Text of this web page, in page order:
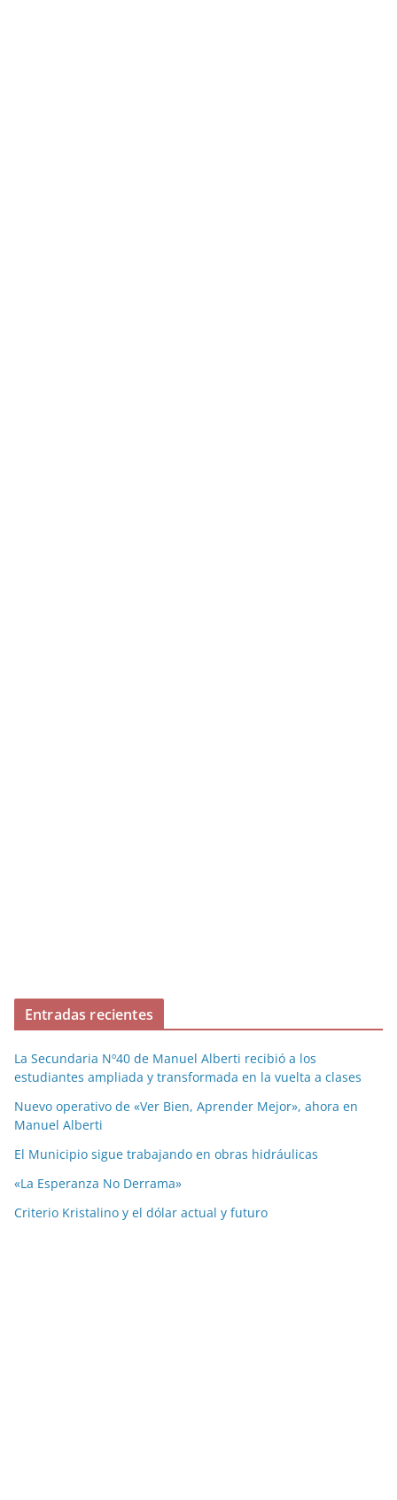
Entradas recientes
La Secundaria Nº40 de Manuel Alberti recibió a los
estudiantes ampliada y transformada en la vuelta a clases
Nuevo operativo de «Ver Bien, Aprender Mejor», ahora en
Manuel Alberti
El Municipio sigue trabajando en obras hidráulicas
«La Esperanza No Derrama»
Criterio Kristalino y el dólar actual y futuro